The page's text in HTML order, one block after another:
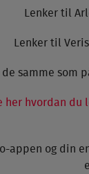
Lenker til
Lenker til
samme som
her hvordan du
appen og din